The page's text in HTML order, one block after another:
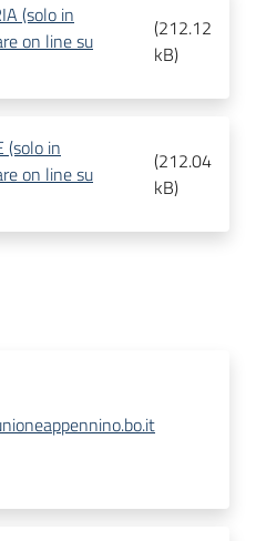
(solo in
on line su
(212.12
kB)
(solo in
on line su
(212.04
kB)